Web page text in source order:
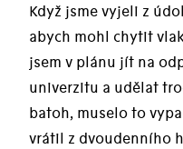
Když jsme vyjeli z
abych mohl chytit
jsem v plánu jít na
univerzitu a udělat
batoh, muselo to
vrátil z dvoudenního